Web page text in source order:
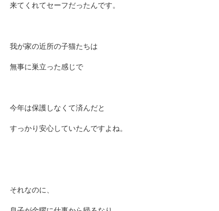
来てくれてセーフだったんです。
我が家の近所の子猫たちは
無事に巣立った感じで
今年は保護しなくて済んだと
すっかり安心していたんですよね。
それなのに、